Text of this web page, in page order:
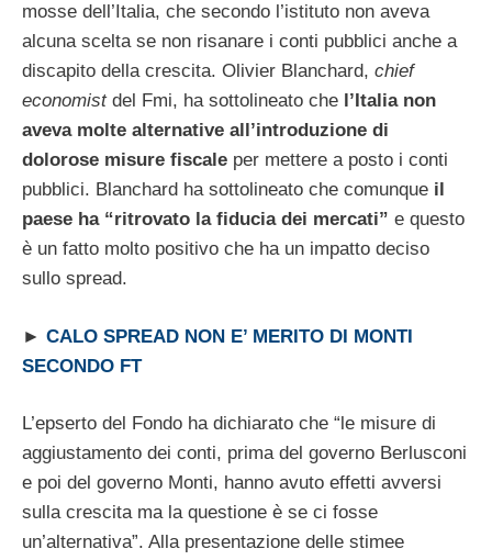
mosse dell’Italia, che secondo l’istituto non aveva
alcuna scelta se non risanare i conti pubblici anche a
discapito della crescita. Olivier Blanchard, chief
economist del Fmi, ha sottolineato che l’Italia non
aveva molte alternative all’introduzione di
dolorose misure fiscale per mettere a posto i conti
pubblici. Blanchard ha sottolineato che comunque il
paese ha “ritrovato la fiducia dei mercati” e questo
è un fatto molto positivo che ha un impatto deciso
sullo spread.
► CALO SPREAD NON E’ MERITO DI MONTI
SECONDO FT
L’epserto del Fondo ha dichiarato che “le misure di
aggiustamento dei conti, prima del governo Berlusconi
e poi del governo Monti, hanno avuto effetti avversi
sulla crescita ma la questione è se ci fosse
un’alternativa”. Alla presentazione delle stimee